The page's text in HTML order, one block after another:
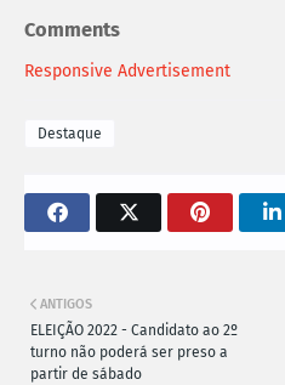
Comments
Responsive Advertisement
Destaque
ANTIGOS
ELEIÇÃO 2022 - Candidato ao 2º
turno não poderá ser preso a
partir de sábado